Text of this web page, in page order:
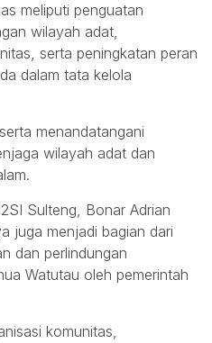
meliputi penguatan
wilayah adat,
serta peningkatan peran
dalam tata kelola
menandatangani
wilayah adat dan
Sulteng, Bonar Adrian
juga menjadi bagian dari
dan perlindungan
Watutau oleh pemerintah
komunitas,